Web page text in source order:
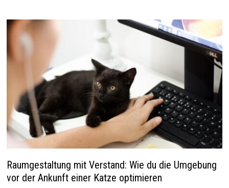
Raumgestaltung mit Verstand: Wie du die Umgebung
vor der Ankunft einer Katze optimieren